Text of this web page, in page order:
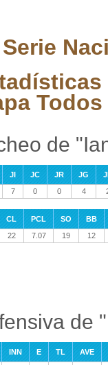
de
JI JC JR JG
7 0 0 4
CL PCL SO
BB
22 7.07 19 12
de
INN E TL AVE